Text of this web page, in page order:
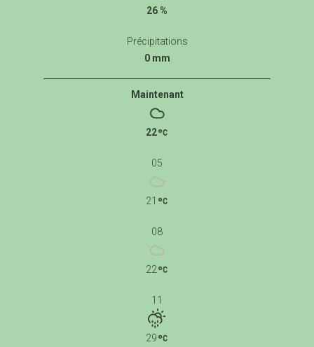
26 %
Précipitations
0 mm
Maintenant
22
05
21
08
22
11
29